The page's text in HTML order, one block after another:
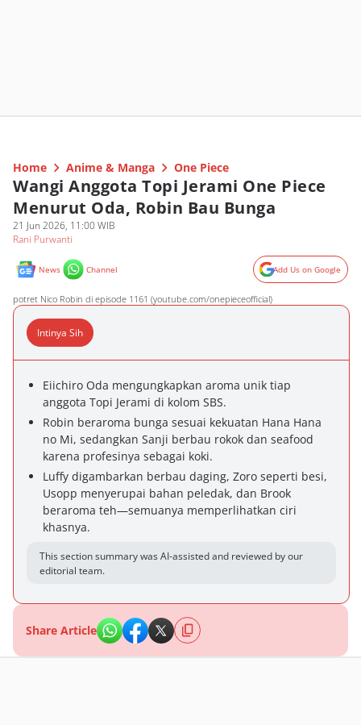
Home Anime & Manga One Piece
Wangi Anggota Topi Jerami One Piece
Menurut Oda, Robin Bau Bunga
21 Jun 2026, 11:00 WIB
Rani Purwanti
News Channel Add Us on Google
potret Nico Robin di episode 1161 (youtube.com/onepieceofficial)
Intinya Sih
Eiichiro Oda mengungkapkan aroma unik tiap
anggota Topi Jerami di kolom SBS.
Robin beraroma bunga sesuai kekuatan Hana Hana
no Mi, sedangkan Sanji berbau rokok dan seafood
karena profesinya sebagai koki.
Luffy digambarkan berbau daging, Zoro seperti besi,
Usopp menyerupai bahan peledak, dan Brook
beraroma teh—semuanya memperlihatkan ciri
khasnya.
This section summary was AI-assisted and reviewed by our
editorial team.
Share Article